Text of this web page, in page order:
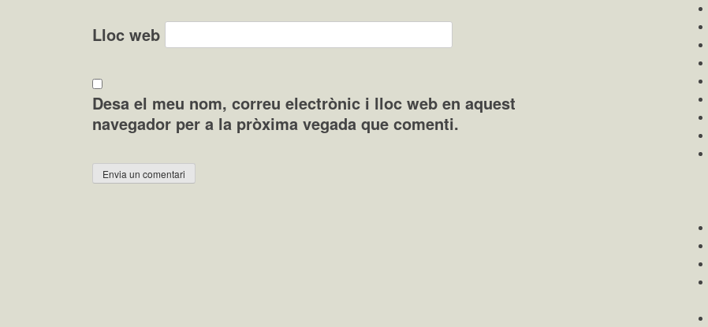
Lloc web
Desa el meu nom, correu electrònic i lloc web en aquest
navegador per a la pròxima vegada que comenti.